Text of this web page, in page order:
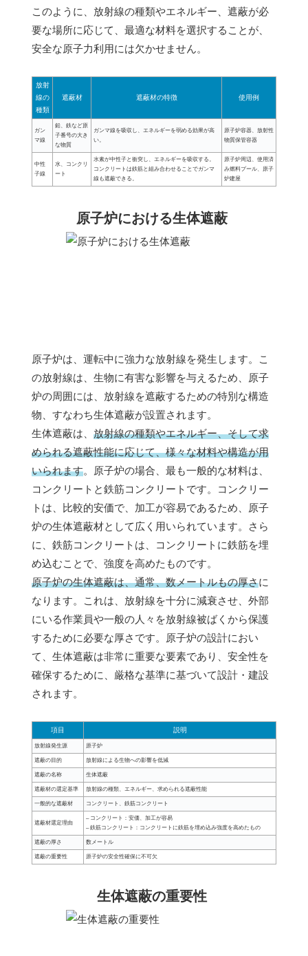
このように、放射線の種類やエネルギー、遮蔽が必
要な場所に応じて、最適な材料を選択することが、
安全な原子力利用には欠かせません。
放射
線の
種類
遮蔽材 遮蔽材の特徴 使用例
ガン
マ線
鉛、鉄など原
子番号の大き
な物質
ガンマ線を吸収し、エネルギーを弱める効果が高
い。
原子炉容器、放射性
物質保管容器
中性
子線
水、コンクリ
ート
水素が中性子と衝突し、エネルギーを吸収する。
コンクリートは鉄筋と組み合わせることでガンマ
線も遮蔽できる。
原子炉周辺、使用済
み燃料プール、原子
炉建屋
原子炉における生体遮蔽
原子炉は、運転中に強力な放射線を発生します。こ
の放射線は、生物に有害な影響を与えるため、原子
炉の周囲には、放射線を遮蔽するための特別な構造
物、すなわち生体遮蔽が設置されます。
生体遮蔽は、 放射線の種類やエネルギー、そして求
められる遮蔽性能に応じて、様々な材料や構造が用
いられます。原子炉の場合、最も一般的な材料は、
コンクリートと鉄筋コンクリートです。コンクリー
トは、比較的安価で、加工が容易であるため、原子
炉の生体遮蔽材として広く用いられています。さら
に、鉄筋コンクリートは、コンクリートに鉄筋を埋
め込むことで、強度を高めたものです。
原子炉の生体遮蔽は、通常、数メートルもの厚さに
なります。これは、放射線を十分に減衰させ、外部
にいる作業員や一般の人々を放射線被ばくから保護
するために必要な厚さです。原子炉の設計におい
て、生体遮蔽は非常に重要な要素であり、安全性を
確保するために、厳格な基準に基づいて設計・建設
されます。
項目 説明
放射線発生源 原子炉
遮蔽の目的 放射線による生物への影響を低減
遮蔽の名称 生体遮蔽
遮蔽材の選定基準 放射線の種類、エネルギー、求められる遮蔽性能
一般的な遮蔽材 コンクリート、鉄筋コンクリート
遮蔽材選定理由
– コンクリート：安価、加工が容易
– 鉄筋コンクリート：コンクリートに鉄筋を埋め込み強度を高めたもの
遮蔽の厚さ 数メートル
遮蔽の重要性 原子炉の安全性確保に不可欠
生体遮蔽の重要性